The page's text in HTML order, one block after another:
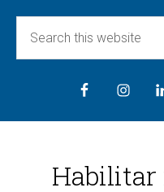
Habilitar